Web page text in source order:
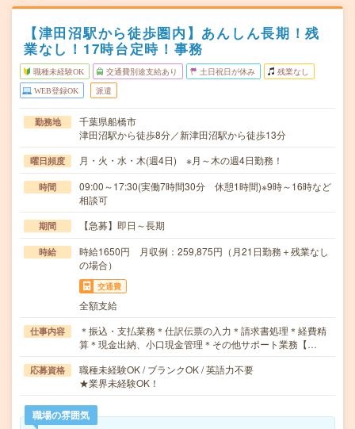
【津田沼駅から徒歩圏内】あんしん長期！残
業なし！17時台定時！事務
職種未経験OK 交通費別途支給あり 土日祝日が休み 残業なし
WEB登録OK 派遣
勤務地
千葉県船橋市
津田沼駅から徒歩8分／新津田沼駅から徒歩13分
曜日頻度 月・火・水・木(週4日) ※月～木の週4日勤務！
時間
09:00～17:30(実働7時間30分 休憩1時間)※9時～16時など
相談可
期間 【急募】即日～長期
時給
時給1650円 月収例：259,875円（月21日勤務＋残業なし
の場合）
交通費
全額支給
仕事内容
＊振込・支払業務＊仕訳伝票の入力＊請求書処理＊経費精
算＊現金出納、小口現金管理＊その他サポート業務【…
応募資格
職種未経験OK / ブランクOK / 英語力不要
★業界未経験OK！
職場の雰囲気